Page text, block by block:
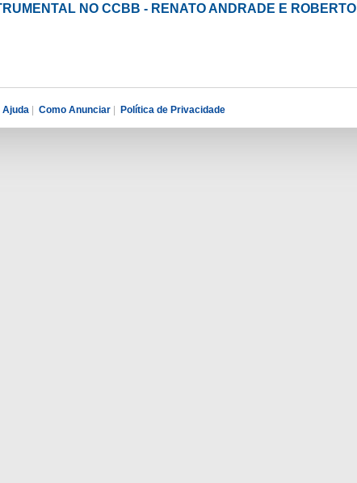
NO CCBB - RENATO ANDRADE E ROBERTO
Ajuda | Como Anunciar | Política de Privacidade